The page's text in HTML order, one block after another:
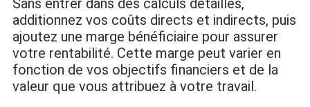
additionnez vos coûts directs et indirects, puis
ajoutez une marge bénéficiaire pour assurer
votre rentabilité. Cette marge peut varier en
fonction de vos objectifs financiers et de la
valeur que vous attribuez à votre travail.